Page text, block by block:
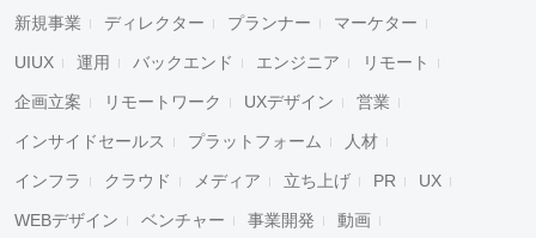
新規事業 ディレクター プランナー マーケター
UIUX 運用 バックエンド エンジニア リモート
企画立案 リモートワーク UXデザイン 営業
インサイドセールス プラットフォーム 人材
インフラ クラウド メディア 立ち上げ PR UX
WEBデザイン ベンチャー 事業開発 動画